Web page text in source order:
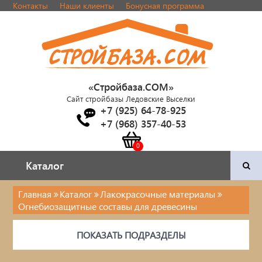
Контакты Наши клиенты Бонусная программа
«Стройбаза.COM»
Сайт стройбазы Ледовские Выселки
+7 (925) 64-78-925
+7 (968) 357-40-53
Каталог
Каталог
Двери и фурнитура
Наша продукция
Главная Каталог
Лакокрасочные материалы
Огнебиозащитные составы для древесины
ПОКАЗАТЬ ПОДРАЗДЕЛЫ